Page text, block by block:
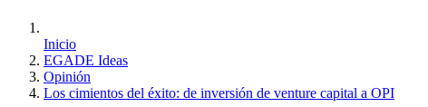
Inicio
EGADE Ideas
Opinión
Los cimientos del éxito: de inversión de venture capital a OPI